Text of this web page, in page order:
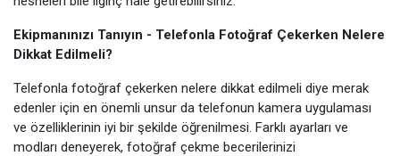
Ekipmanınızı Tanıyın - Telefonla Fotoğraf Çekerken Nelere
Dikkat Edilmeli?
Telefonla fotoğraf çekerken nelere dikkat edilmeli diye merak
edenler için en önemli unsur da telefonun kamera uygulaması
ve özelliklerinin iyi bir şekilde öğrenilmesi. Farklı ayarları ve
modları deneyerek, fotoğraf çekme becerilerinizi